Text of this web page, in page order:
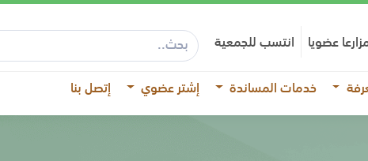
عضويا انتسب للجمعية
خدمات المساندة إشتر عضوي إتصل بنا